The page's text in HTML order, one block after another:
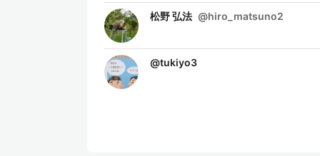
松野 弘法 @hiro_matsuno2
@tukiyo3